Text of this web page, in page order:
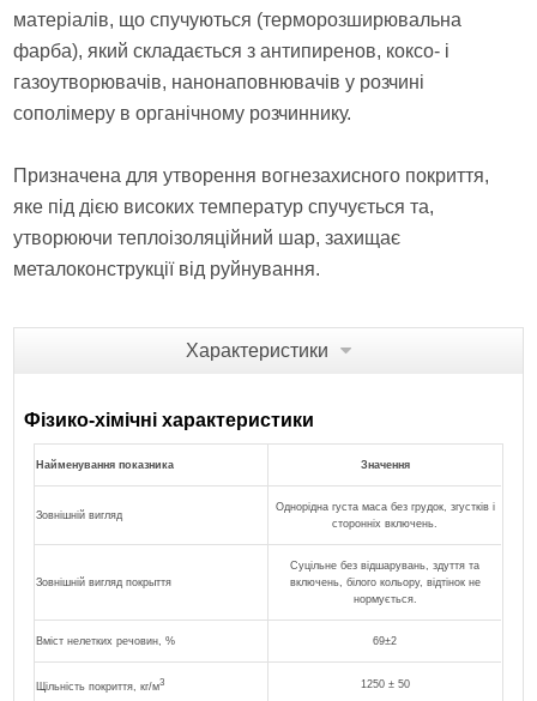
матеріалів, що спучуються (терморозширювальна
фарба), який складається з антипиренов, коксо- і
газоутворювачів, нанонаповнювачів у розчині
сополімеру в органічному розчиннику.
Призначена для утворення вогнезахисного покриття,
яке під дією високих температур спучується та,
утворюючи теплоізоляційний шар, захищає
металоконструкції від руйнування.
Характеристики
Фізико-хімічні характеристики
Найменування показника Значення
Зовнішній вигляд
Однорідна густа маса без грудок, згустків і
сторонніх включень.
Зовнішній вигляд покрыття
Суцільне без відшарувань, здуття та
включень, білого кольору, відтінок не
нормується.
Вміст нелетких речовин, % 69±2
Щільність покриття, кг/м3 1250 ± 50